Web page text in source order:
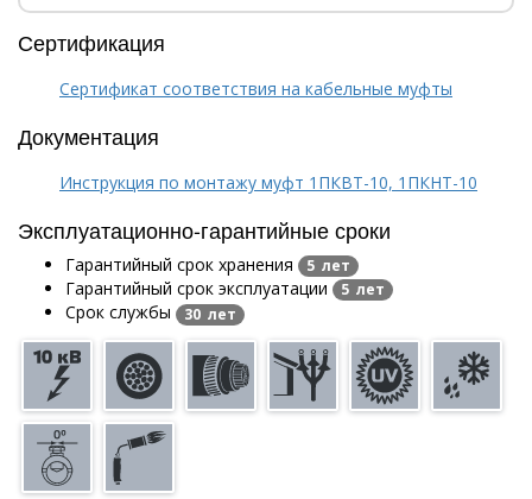
Сертификация
Сертификат соответствия на кабельные муфты
Документация
Инструкция по монтажу муфт 1ПКВТ-10, 1ПКНТ-10
Эксплуатационно-гарантийные сроки
Гарантийный срок хранения 5 лет
Гарантийный срок эксплуатации 5 лет
Срок службы 30 лет